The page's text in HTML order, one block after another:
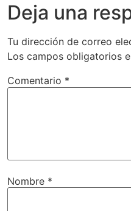
Deja una
Tu dirección de correo
Los campos obligatorios
Comentario *
Nombre *